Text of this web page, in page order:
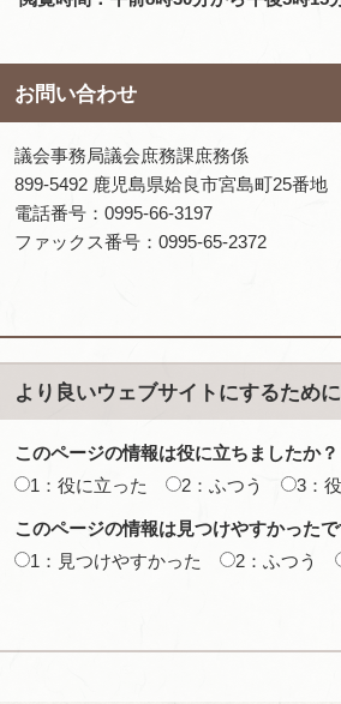
お問い合わせ
議会事務局議会庶務課庶務係
899-5492 鹿児島県姶良市宮島町25番地
電話番号：0995-66-3197
ファックス番号：0995-65-2372
より良いウェブサイトにするため
このページの情報は役に立ちましたか？
1：役に立った
2：ふつう 3：
このページの情報は見つけやすかったで
1：見つけやすかった
2：ふつう